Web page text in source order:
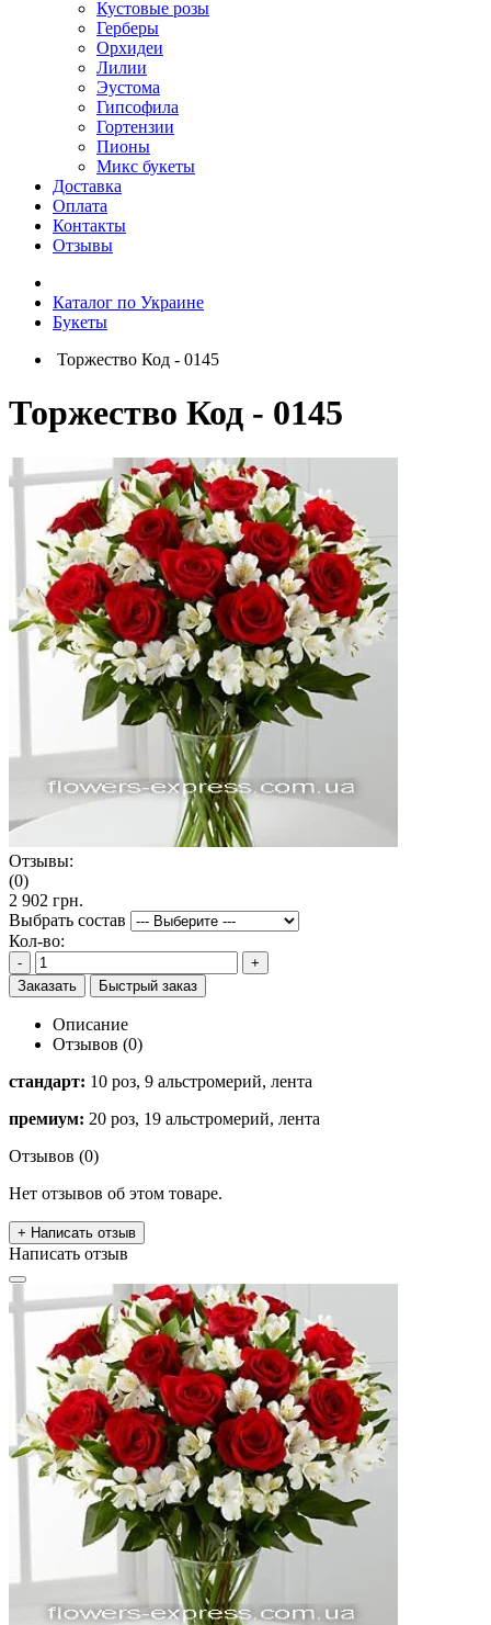
Кустовые розы
Герберы
Орхидеи
Лилии
Эустома
Гипсофила
Гортензии
Пионы
Микс букеты
Доставка
Оплата
Контакты
Отзывы
Каталог по Украине
Букеты
Торжество Код - 0145
Торжество Код - 0145
Отзывы:
(0)
2 902 грн.
Выбрать состав
Кол-во:
-
+
Заказать
Быстрый заказ
Описание
Отзывов (0)
стандарт: 10 роз, 9 альстромерий, лента
премиум: 20 роз, 19 альстромерий, лента
Отзывов (0)
Нет отзывов об этом товаре.
+ Написать отзыв
Написать отзыв